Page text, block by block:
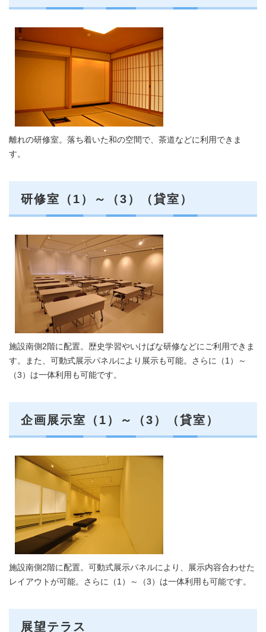
離れの研修室。落ち着いた和の空間で、茶道などに利用できま
す。
研修室（1）～（3）（貸室）
施設南側2階に配置。歴史学習やいけばな研修などにご利用できま
す。また、可動式展示パネルにより展示も可能。さらに（1）～
（3）は一体利用も可能です。
企画展示室（1）～（3）（貸室）
施設南側2階に配置。可動式展示パネルにより、展示内容合わせた
レイアウトが可能。さらに（1）～（3）は一体利用も可能です。
展望テラス